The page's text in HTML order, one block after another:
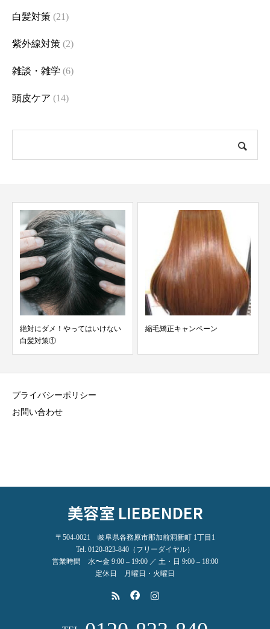
白髪対策 (21)
紫外線対策 (2)
雑談・雑学 (6)
頭皮ケア (14)
絶対にダメ！やってはいけない
白髪対策①
縮毛矯正キャンペーン
プライバシーポリシー
お問い合わせ
美容室 LIEBENDER
〒504-0021 岐阜県各務原市那加前洞新町 1丁目1
Tel. 0120-823-840（フリーダイヤル）
営業時間 水〜金 9:00 – 19:00 ／ 土・日 9:00 – 18:00
定休日 月曜日・火曜日